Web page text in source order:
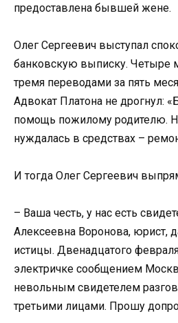
предоставлена бывшей жене.
Олег Сергеевич выступал
банковскую выписку. Четыре
тремя переводами за пять
Адвокат Платона не дрогнул:
помощь пожилому родителю.
нуждалась в средствах –
И тогда Олег Сергеевич
– Ваша честь, у нас есть
Алексеевна Воронова, юрист,
истицы. Двенадцатого
электричке сообщением
невольным свидетелем
третьими лицами. Прошу